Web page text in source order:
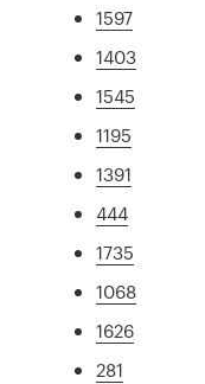
1597
1403
1545
1195
1391
444
1735
1068
1626
281